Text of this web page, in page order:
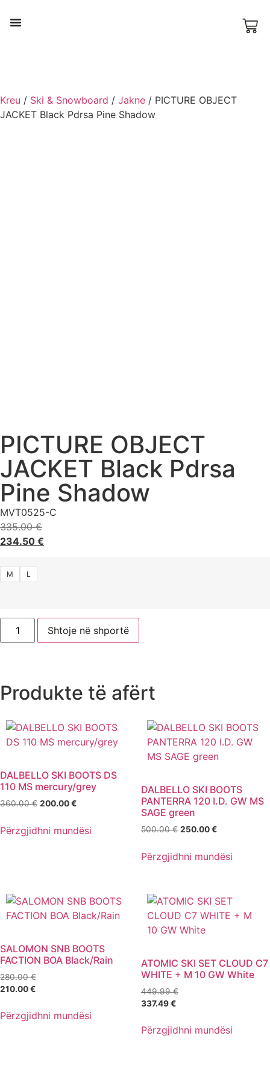
Kreu / Ski & Snowboard / Jakne / PICTURE OBJECT
JACKET Black Pdrsa Pine Shadow
PICTURE OBJECT
JACKET Black Pdrsa
Pine Shadow
MVT0525-C
335.00€
234.50 €
M L
Shtoje në shportë
Produkte të afërt
DALBELLO SKI BOOTS DS
110 MS mercury/grey
360.00€ 200.00€
Përzgjidhni mundësi
DALBELLO SKI BOOTS
PANTERRA 120 I.D. GW MS
SAGE green
500.00€ 250.00€
Përzgjidhni mundësi
SALOMON SNB BOOTS
FACTION BOA Black/Rain
280.00€
210.00€
Përzgjidhni mundësi
ATOMIC SKI SET CLOUD C7
WHITE + M 10 GW White
449.99€
337.49€
Përzgjidhni mundësi